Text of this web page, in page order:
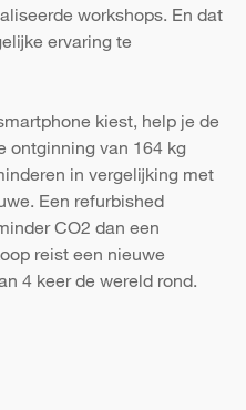
workshops. En dat
ervaring te
kiest, help je de
ontginning van 164 kg
in vergelijking met
Een refurbished
CO2 dan een
reist een nieuwe
4 keer de wereld rond.